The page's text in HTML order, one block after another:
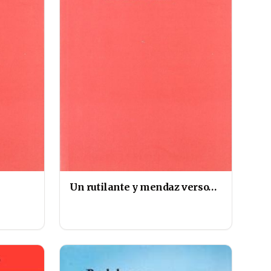
Un rutilante y mendaz verso…